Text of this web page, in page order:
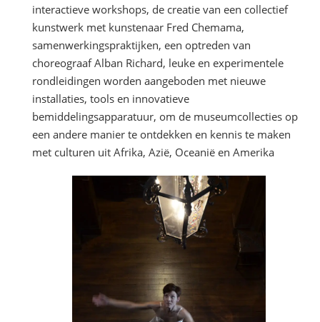
interactieve workshops, de creatie van een collectief
kunstwerk met kunstenaar Fred Chemama,
samenwerkingspraktijken, een optreden van
choreograaf Alban Richard, leuke en experimentele
rondleidingen worden aangeboden met nieuwe
installaties, tools en innovatieve
bemiddelingsapparatuur, om de museumcollecties op
een andere manier te ontdekken en kennis te maken
met culturen uit Afrika, Azië, Oceanië en Amerika